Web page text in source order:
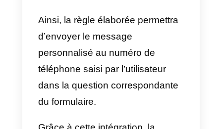
Cette intégration est très
appréciable, puisqu’elle permet
l’envoi automatisé d’un
WhatsAppà tous les utilisateurs
qui remplissent le formulaire dans